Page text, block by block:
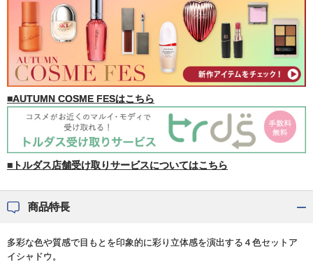
■AUTUMN COSME FESはこちら
■トルダス店舗受け取りサービスについてはこちら
商品特長
多彩な色や質感で目もとを印象的に彩り立体感を演出する４色セットア
イシャドウ。